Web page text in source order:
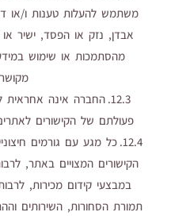
משתמש להעלות טענות ו/או
אבדן, נזק או הפסד, ישיר
מהסתמכות או שימוש
12.3. החברה אינה אחראית
פעולתם של הקישורים
12.4. כל מגע עם גורמים
הקישורים המצויים באתר,
במבצעי קידום מכירות,
תמורת הסחורות, השירותים